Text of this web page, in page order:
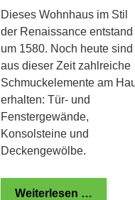
Dieses Wohnhaus im Stil
der Renaissance entstand
um 1580. Noch heute sind
aus dieser Zeit zahlreiche
Schmuckelemente am
erhalten: Tür- und
Fenstergewände,
Konsolsteine und
Deckengewölbe.
Weiterlesen …